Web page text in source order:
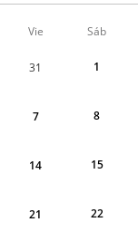
Vie Sáb
31 1
7 8
14 15
21 22